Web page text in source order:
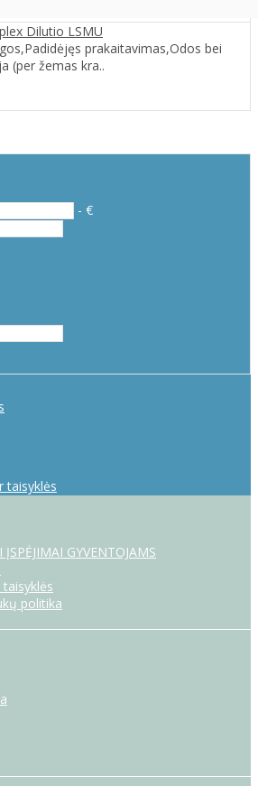
Dilutio LSMU
prakaitavimas,Odos bei
(per žemas kra..
- €
taisyklės
GYVENTOJAMS
politika